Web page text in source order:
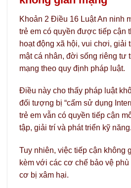
Khoản 2 Điều 16 Luật An ninh
trẻ em có quyền được tiếp cận
hoạt động xã hội, vui chơi, giải
mật cá nhân, đời sống riêng tư
mạng theo quy định pháp luật.
Điều này cho thấy pháp luật
đối tượng bị “cấm sử dụng
trẻ em vẫn có quyền tiếp cận
tập, giải trí và phát triển kỹ năng.
Tuy nhiên, việc tiếp cận không
kèm với các cơ chế bảo vệ
cơ bị xâm hại.